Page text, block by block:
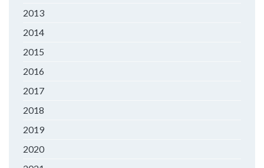
2013
2014
2015
2016
2017
2018
2019
2020